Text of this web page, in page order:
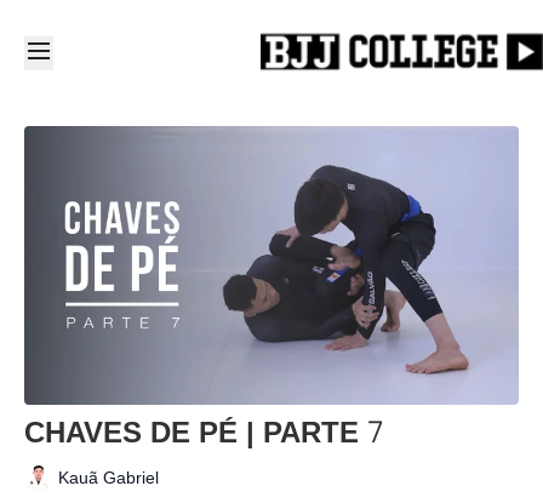
CHAVES DE PÉ | PARTE 7
Kauã Gabriel